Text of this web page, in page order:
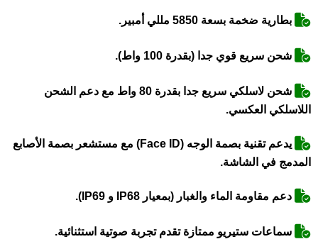
بطارية ضخمة بسعة 5850 مللي أمبير.
شحن سريع قوي جدا (بقدرة 100 واط).
شحن لاسلكي سريع جدا بقدرة 80 واط مع دعم الشحن
اللاسلكي العكسي.
يدعم تقنية بصمة الوجه (Face ID) مع مستشعر بصمة الأصابع
المدمج في الشاشة.
دعم مقاومة الماء والغبار (بمعيار IP68 و IP69).
سماعات ستيريو ممتازة تقدم تجربة صوتية استثنائية.